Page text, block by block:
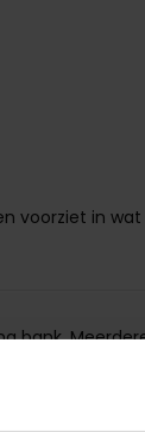
voorziet in wat
bank.
op.